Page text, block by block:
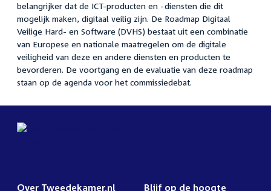
belangrijker dat de ICT-producten en -diensten die dit
mogelijk maken, digitaal veilig zijn. De Roadmap Digitaal
Veilige Hard- en Software (DVHS) bestaat uit een combinatie
van Europese en nationale maatregelen om de digitale
veiligheid van deze en andere diensten en producten te
bevorderen. De voortgang en de evaluatie van deze roadmap
staan op de agenda voor het commissiedebat.
Over Tweedekamer.nl Blijf op de hoogte